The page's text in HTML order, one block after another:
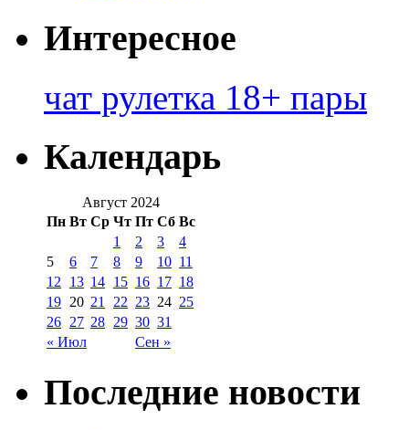
Интересное
чат рулетка 18+ пары
Календарь
Август 2024
Пн Вт Ср Чт Пт Сб Вс
« Июл Сен »
1 2 3
4
5
6 7 8 9 10 11
12 13 14 15 16 17 18
19 20 21 22 23 24 25
26 27 28 29 30 31
Последние новости